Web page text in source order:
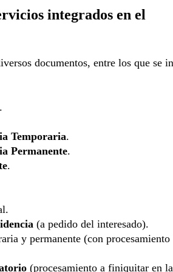
integrados en el
documentos, entre los que se
.
Temporaria.
Permanente.
.
(a pedido del interesado).
y permanente (con procesamiento
(procesamiento a finiquitar en